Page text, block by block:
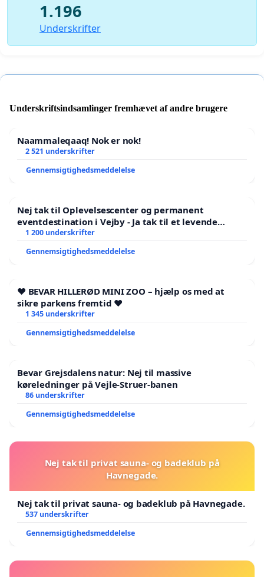
1.196
Underskrifter
Underskriftsindsamlinger fremhævet af andre brugere
Naammaleqaaq! Nok er nok!
2 521 underskrifter
Gennemsigtighedsmeddelelse
Nej tak til Oplevelsescenter og permanent
eventdestination i Vejby - Ja tak til et levende
lokalområde i balance
1 200 underskrifter
Gennemsigtighedsmeddelelse
❤️ BEVAR HILLERØD MINI ZOO – hjælp os med at
sikre parkens fremtid ❤️
1 345 underskrifter
Gennemsigtighedsmeddelelse
Bevar Grejsdalens natur: Nej til massive
køreledninger på Vejle-Struer-banen
86 underskrifter
Gennemsigtighedsmeddelelse
Nej tak til privat sauna- og badeklub på
Havnegade.
Nej tak til privat sauna- og badeklub på Havnegade.
537 underskrifter
Gennemsigtighedsmeddelelse